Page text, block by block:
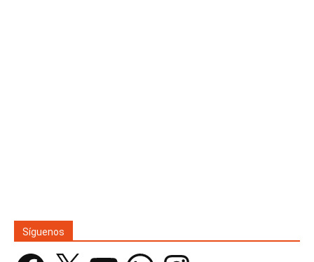
Síguenos
Facebook YouTube WhatsAppInstagram